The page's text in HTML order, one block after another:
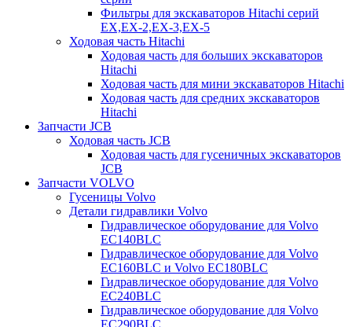
Фильтры для экскаваторов Hitachi серий
EX,EX-2,EX-3,EX-5
Ходовая часть Hitachi
Ходовая часть для больших экскаваторов
Hitachi
Ходовая часть для мини экскаваторов Hitachi
Ходовая часть для средних экскаваторов
Hitachi
Запчасти JCB
Ходовая часть JCB
Ходовая часть для гусеничных экскаваторов
JCB
Запчасти VOLVO
Гусеницы Volvo
Детали гидравлики Volvo
Гидравлическое оборудование для Volvo
EC140BLC
Гидравлическое оборудование для Volvo
EC160BLC и Volvo EC180BLC
Гидравлическое оборудование для Volvo
EC240BLC
Гидравлическое оборудование для Volvo
EC290BLC